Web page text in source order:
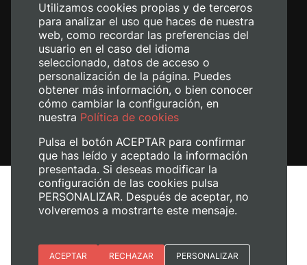
Aviso legal
Política de cookies
Gestionar cookies
Utilizamos cookies propias y de terceros
para analizar el uso que haces de nuestra
web, como recordar las preferencias del
usuario en el caso del idioma
seleccionado, datos de acceso o
personalización de la página. Puedes
obtener más información, o bien conocer
cómo cambiar la configuración, en
nuestra Política de cookies
Pulsa el botón ACEPTAR para confirmar
que has leído y aceptado la información
presentada. Si deseas modificar la
configuración de las cookies pulsa
PERSONALIZAR. Después de aceptar, no
volveremos a mostrarte este mensaje.
Esenciales
ACEPTAR RECHAZAR PERSONALIZAR